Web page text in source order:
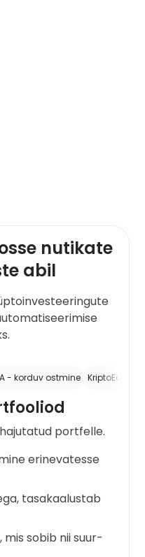
nutikate
abil
- korduv ostmine KriptoEarn –
portfelle.
erinevatesse
tasakaalustab
sobib nii suur-